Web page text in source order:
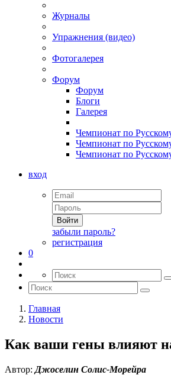
Журналы
Упражнения (видео)
Фотогалерея
Форум
Форум
Блоги
Галерея
Чемпионат по
Чемпионат по
Чемпионат по
вход
Войти
забыли пароль?
регистрация
0
Главная
Новости
Как ваши гены влияют
Автор: Джоселин Солис-Морейра